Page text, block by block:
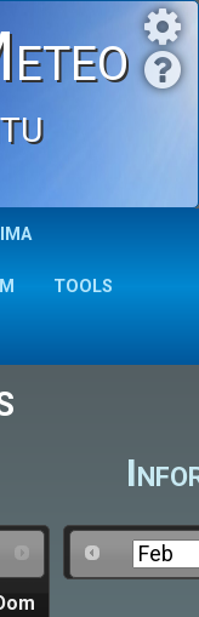
TOOLS